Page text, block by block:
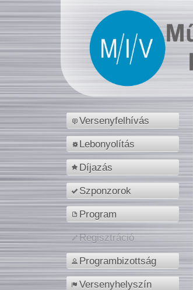
Versenyfelhívás
Lebonyolítás
Díjazás
Szponzorok
Program
Regisztráció
Programbizottság
Versenyhelyszín